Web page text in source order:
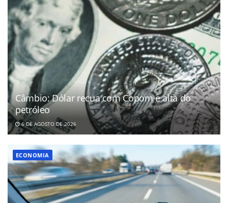
Câmbio: Dólar recua com Copom e alta do
petróleo
6 DE AGOSTO DE 2026
ECONOMIA